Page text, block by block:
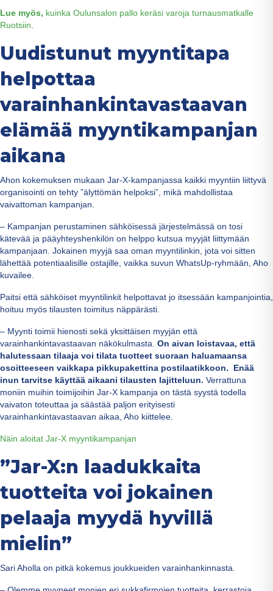
Lue myös, kuinka Oulunsalon pallo keräsi varoja turnausmatkalle
Ruotsiin
Uudistunut myyntitapa
helpottaa
varainhankintavastaavan
elämää myyntikampanjan
aikana
Ahon kokemuksen mukaan Jar-X-kampanjassa kaikki myyntiin liittyvä
organisointi on tehty ”älyttömän helpoksi”, mikä mahdollistaa
vaivattoman kampanjan.
– Kampanjan perustaminen sähköisessä järjestelmässä on tosi
kätevää ja pääyhteyshenkilön on helppo kutsua myyjät liittymään
kampanjaan. Jokainen myyjä saa oman myyntilinkin, jota voi sitten
lähettää potentiaalisille ostajille, vaikka suvun WhatsUp-ryhmään, Aho
kuvailee.
Paitsi että sähköiset myyntilinkit helpottavat jo itsessään kampanjointia,
hoituu myös tilausten toimitus näppärästi.
– Myynti toimii hienosti sekä yksittäisen myyjän että
varainhankintavastaavan näkökulmasta. On aivan loistavaa, että
halutessaan tilaaja voi tilata tuotteet suoraan haluamaansa
osoitteeseen vaikkapa pikkupakettina postilaatikkoon.
Enää
inun tarvitse käyttää aikaani tilausten lajitteluun. Verrattuna
moniin muihin toimijoihin Jar-X kampanja on tästä syystä todella
vaivaton toteuttaa ja säästää paljon erityisesti
varainhankintavastaavan aikaa, Aho kiittelee.
Näin aloitat Jar-X myyntikampanjan
”Jar-X:n laadukkaita
tuotteita voi jokainen
pelaaja myydä hyvillä
mielin”
Sari Aholla on pitkä kokemus joukkueiden varainhankinnasta.